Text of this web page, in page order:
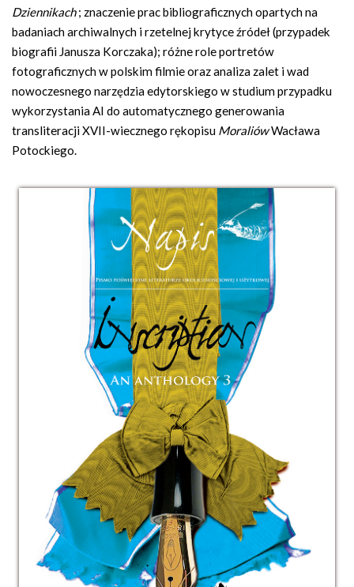
Dziennikach; znaczenie prac bibliograficznych opartych na
badaniach archiwalnych i rzetelnej krytyce źródeł (przypadek
biografii Janusza Korczaka); różne role portretów
fotograficznych w polskim filmie oraz analiza zalet i wad
nowoczesnego narzędzia edytorskiego w studium przypadku
wykorzystania AI do automatycznego generowania
transliteracji XVII-wiecznego rękopisu MoraliówWacława
Potockiego.